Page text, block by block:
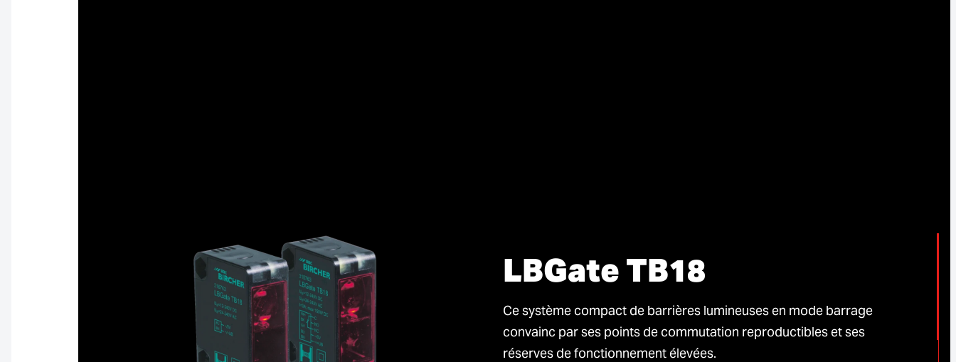
LBGate TB18
Ce système compact de barrières lumineuses en mode barrage
convainc par ses points de commutation reproductibles et ses
réserves de fonctionnement élevées.